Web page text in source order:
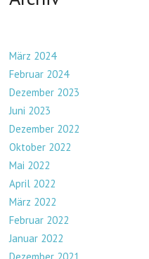
März 2024
Februar 2024
Dezember 2023
Juni 2023
Dezember 2022
Oktober 2022
Mai 2022
April 2022
März 2022
Februar 2022
Januar 2022